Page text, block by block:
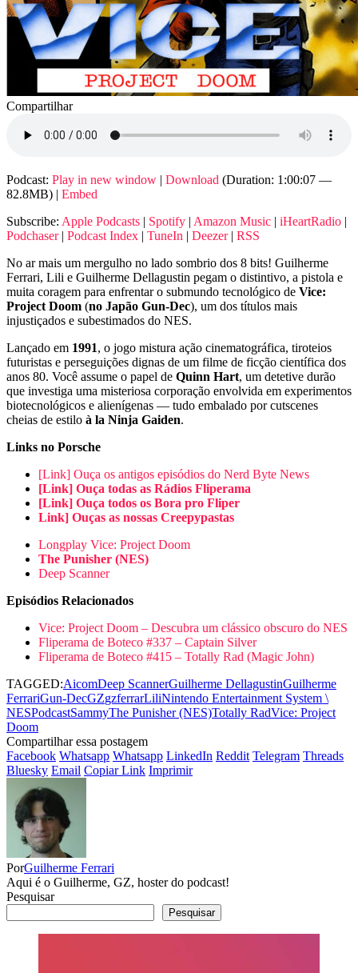
Compartilhar
Podcast: Play in new window | Download (Duration: 1:00:07 —
82.8MB) | Embed
Subscribe: Apple Podcasts | Spotify | Amazon Music | iHeartRadio |
Podchaser| Podcast Index | TuneIn | Deezer| RSS
No ar mais um mergulho no lado sombrio dos 8 bits! Guilherme
Ferrari, Lili e Guilherme Dellagustin pegam o distintivo, a pistola e
muita coragem para enfrentar o submundo tecnológico de Vice:
Project Doom (no Japão Gun-Dec), um dos títulos mais
injustiçados e subestimados do NES.
Lançado em 1991, o jogo mistura ação cinematográfica, tiroteios
futuristas e perseguições dignas de um filme de ficção científica dos
anos 80. Você assume o papel de Quinn Hart, um detetive durão
que investiga uma misteriosa corporação envolvida em experimentos
biotecnológicos e alienígenas — tudo embalado por cutscenes
cheias de estilo à la Ninja Gaiden.
Links no Porsche
[Link] Ouça os antigos episódios do Nerd Byte News
[Link] Ouça todas as Rádios Fliperama
[Link] Ouça todos os Bora pro Fliper
Link] Ouças as nossas Creepypastas
Longplay Vice: Project Doom
The Punisher (NES)
Deep Scanner
Episódios Relacionados
Vice: Project Doom – Descubra um clássico obscuro do NES
Fliperama de Boteco #337 – Captain Silver
Fliperama de Boteco #415 – Totally Rad (Magic John)
TAGGED:AicomDeep ScannerGuilherme DellagustinGuilherme
FerrariGun-DecGZgzferrarLiliNintendo Entertainment System \
NESPodcastSammyThe Punisher (NES)Totally RadVice: Project
Doom
Compartilhar essa postagem
Facebook Whatsapp Whatsapp LinkedIn Reddit Telegram Threads
Bluesky Email Copiar Link Imprimir
PorGuilherme Ferrari
Aqui é o Guilherme, GZ, hoster do podcast!
Pesquisar
Pesquisar